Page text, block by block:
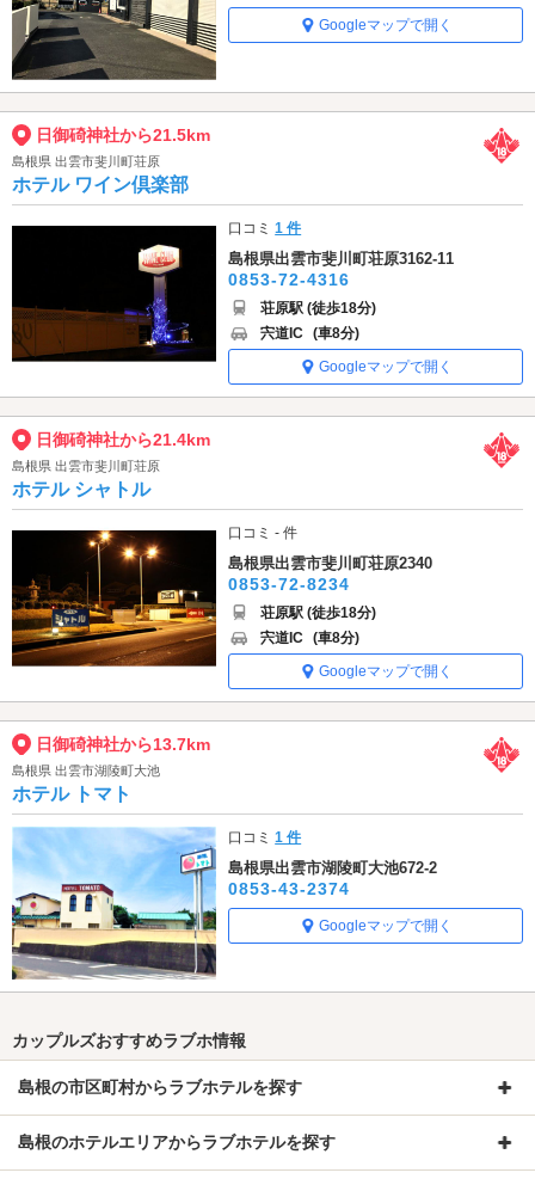
Googleマップで開く
日御碕神社から21.5km
島根県 出雲市斐川町荘原
ホテル ワイン倶楽部
口コミ1 件
島根県出雲市斐川町荘原3162-11
0853-72-4316
荘原駅 (徒歩18分)
宍道IC (車8分)
Googleマップで開く
日御碕神社から21.4km
島根県 出雲市斐川町荘原
ホテル シャトル
口コミ - 件
島根県出雲市斐川町荘原2340
0853-72-8234
荘原駅 (徒歩18分)
宍道IC (車8分)
Googleマップで開く
日御碕神社から13.7km
島根県 出雲市湖陵町大池
ホテル トマト
口コミ1 件
島根県出雲市湖陵町大池672-2
0853-43-2374
Googleマップで開く
カップルズおすすめラブホ情報
島根の市区町村からラブホテルを探す
島根のホテルエリアからラブホテルを探す